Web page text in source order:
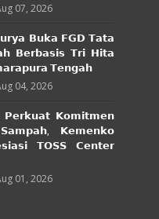
07, 2026
𝗕𝘂𝗸𝗮 𝗙𝗚𝗗 𝗧𝗮𝘁𝗮
𝗕𝗲𝗿𝗯𝗮𝘀𝗶𝘀 𝗧𝗿𝗶 𝗛𝗶𝘁𝗮
𝗧𝗲𝗻𝗴𝗮𝗵
04, 2026
𝗣𝗲𝗿𝗸𝘂𝗮𝘁 𝗞𝗼𝗺𝗶𝘁𝗺𝗲𝗻
𝗦𝗮𝗺𝗽𝗮𝗵, 𝗞𝗲𝗺𝗲𝗻𝗸𝗼
𝗧𝗢𝗦𝗦 𝗖𝗲𝗻𝘁𝗲𝗿
01, 2026